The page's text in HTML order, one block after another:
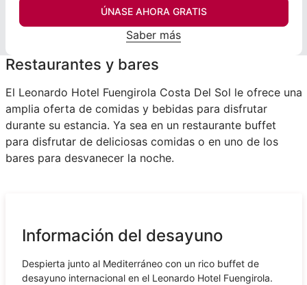
ÚNASE AHORA GRATIS
Saber más
Restaurantes y bares
El Leonardo Hotel Fuengirola Costa Del Sol le ofrece una
amplia oferta de comidas y bebidas para disfrutar
durante su estancia. Ya sea en un restaurante buffet
para disfrutar de deliciosas comidas o en uno de los
bares para desvanecer la noche.
Información del desayuno
Despierta junto al Mediterráneo con un rico buffet de
desayuno internacional en el Leonardo Hotel Fuengirola.